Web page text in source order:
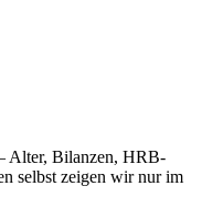
Alter, Bilanzen, HRB-
selbst zeigen wir nur im